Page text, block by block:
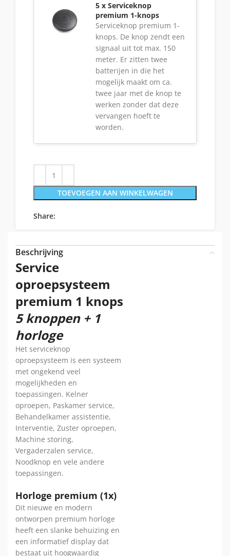
5 x Serviceknop
premium 1-knops
Serviceknop premium 1-
knops. De knop zendt een
signaal uit tot max. 150
meter. Er zitten twee
batterijen in die het
mogelijk maakt om ca.
twee jaar met de knop te
werken zonder dat deze
vervangen hoeft te
worden.
TOEVOEGEN AAN WINKELWAGEN
Share:
Beschrijving
Service
oproepsysteem
premium 1 knops
5 knoppen + 1
horloge
Het serviceknop
oproepsysteem is een systeem
met ongekend veel
mogelijkheden en
toepassingen. Kelner
oproepen, Paskamer service,
Behandelkamer assistentie,
Interventie, Zuster oproepen,
Machine storing,
Vergaderzalen service,
Noodknop en vele andere
toepassingen.
Horloge premium (1x)
Dit nieuwe en modern
ontworpen premium horloge
heeft een slanke behuizing en
een informatief display dat
bestaat uit hoogwaardig